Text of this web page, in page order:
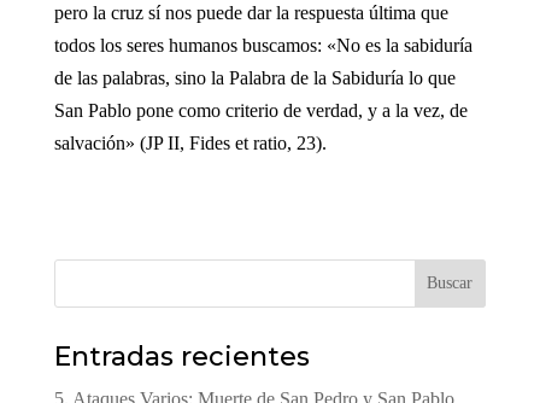
pero la cruz sí nos puede dar la respuesta última que
todos los seres humanos buscamos: «No es la sabiduría
de las palabras, sino la Palabra de la Sabiduría lo que
San Pablo pone como criterio de verdad, y a la vez, de
salvación» (JP II, Fides et ratio, 23).
Buscar
Entradas recientes
5. Ataques Varios: Muerte de San Pedro y San Pablo